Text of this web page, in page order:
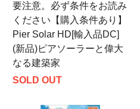
要注意。必ず条件をお読み
ください【購入条件あり】
Pier Solar HD[輸入品DC]
(新品)ピアソーラーと偉大
なる建築家
SOLD OUT